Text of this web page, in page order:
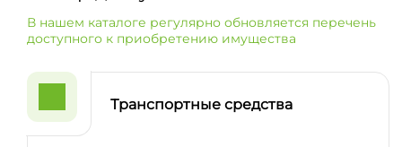
В нашем каталоге регулярно обновляется перечень
доступного к приобретению имущества
Транспортные средства